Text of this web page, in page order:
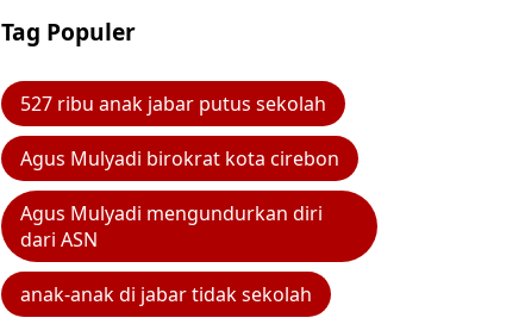
Tag Populer
527 ribu anak jabar putus sekolah
Agus Mulyadi birokrat kota cirebon
Agus Mulyadi mengundurkan diri
dari ASN
anak-anak di jabar tidak sekolah